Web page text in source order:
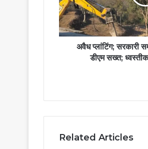
अवैध प्लांटिंग; सरकारी
डीएम सख्त;
Related Articles